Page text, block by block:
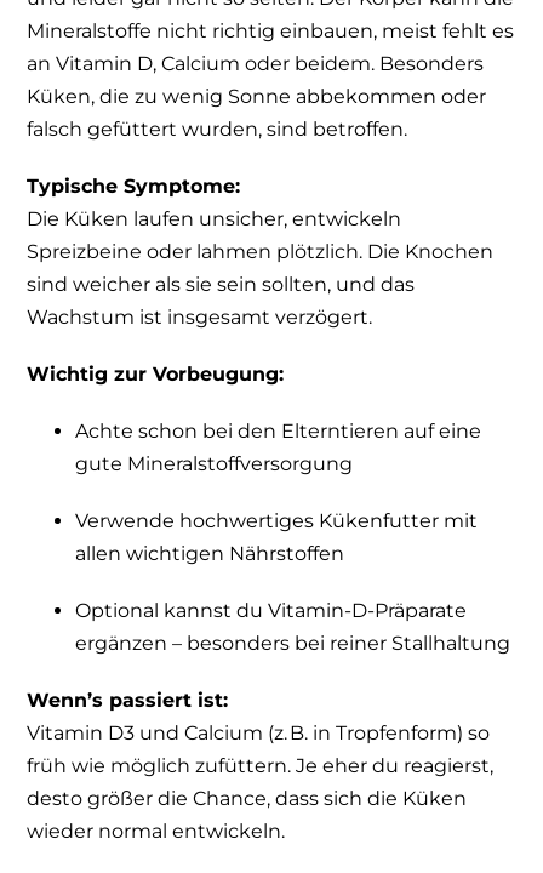
Mineralstoffe nicht richtig einbauen, meist fehlt es
an Vitamin D, Calcium oder beidem. Besonders
Küken, die zu wenig Sonne abbekommen oder
falsch gefüttert wurden, sind betroffen.
Typische Symptome:
Die Küken laufen unsicher, entwickeln
Spreizbeine oder lahmen plötzlich. Die Knochen
sind weicher als sie sein sollten, und das
Wachstum ist insgesamt verzögert.
Wichtig zur Vorbeugung:
Achte schon bei den Elterntieren auf eine
gute Mineralstoffversorgung
Verwende hochwertiges Kükenfutter mit
allen wichtigen Nährstoffen
Optional kannst du Vitamin-D-Präparate
ergänzen – besonders bei reiner Stallhaltung
Wenn’s passiert ist:
Vitamin D3 und Calcium (z. B. in Tropfenform) so
früh wie möglich zufüttern. Je eher du reagierst,
desto größer die Chance, dass sich die Küken
wieder normal entwickeln.